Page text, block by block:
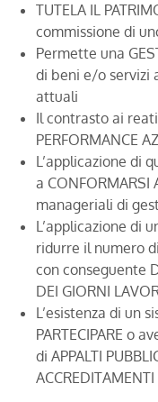
TUTELA IL
commissione di
Permette una
di beni e/o servizi
attuali
Il contrasto ai
PERFORMANCE
L’applicazione di
a CONFORMARSI
manageriali di
L’applicazione di
ridurre il numero
con conseguente
DEI GIORNI
L’esistenza di un
PARTECIPARE o
di APPALTI